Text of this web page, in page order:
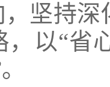
坚持深
，以“省